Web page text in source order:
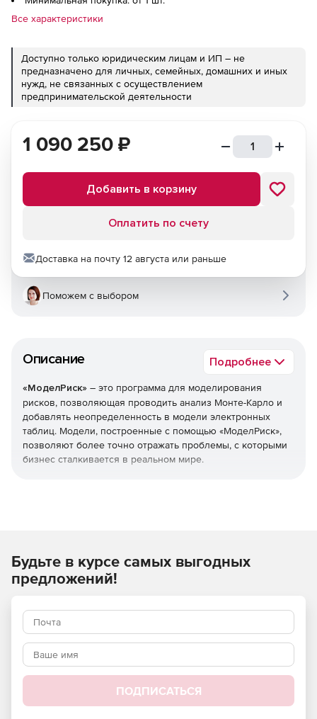
Все характеристики
Доступно только юридическим лицам и ИП – не
предназначено для личных, семейных, домашних и иных
нужд, не связанных с осуществлением
предпринимательской деятельности
Описание Подробнее
«МоделРиск» – это программа для моделирования
рисков, позволяющая проводить анализ Монте-Карло и
добавлять неопределенность в модели электронных
таблиц. Модели, построенные с помощью «МоделРиск»,
позволяют более точно отражать проблемы, с которыми
бизнес сталкивается в реальном мире.
автоматически сгенерировать тысячи возможных
сценариев. По завершении симуляции Монте-Карло,
которая обычно занимает несколько секунд, результаты
статистических форматах.
Основные особенности:
1 090 250 ₽
Добавить в корзину
Оплатить по счету
Доставка на почту 12 августа или раньше
Поможем с выбором
Будьте в курсе самых выгодных
предложений!
ПОДПИСАТЬСЯ